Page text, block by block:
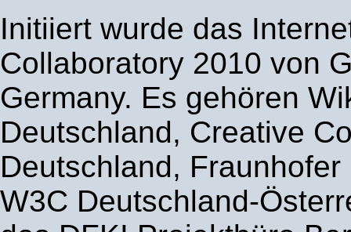
Initiiert wurde das
Collaboratory 2010 von
Germany. Es gehören
Deutschland, Creative
Deutschland,
W3C Deutschland-